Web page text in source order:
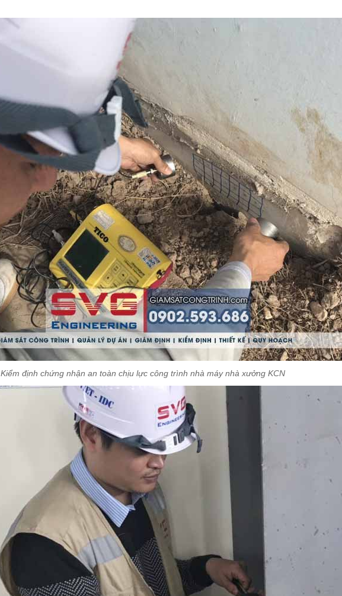
Kiểm định chứng nhận an toàn chịu lực công trình nhà máy nhà xưởng KCN